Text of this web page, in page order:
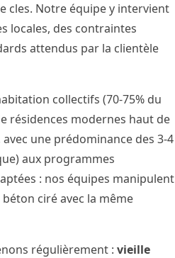
cles. Notre équipe y intervient
locales, des contraintes
attendus par la clientèle
collectifs (70-75% du
résidences modernes haut de
une prédominance des 3-4
aux programmes
: nos équipes manipulent
ciré avec la même
régulièrement : vieille